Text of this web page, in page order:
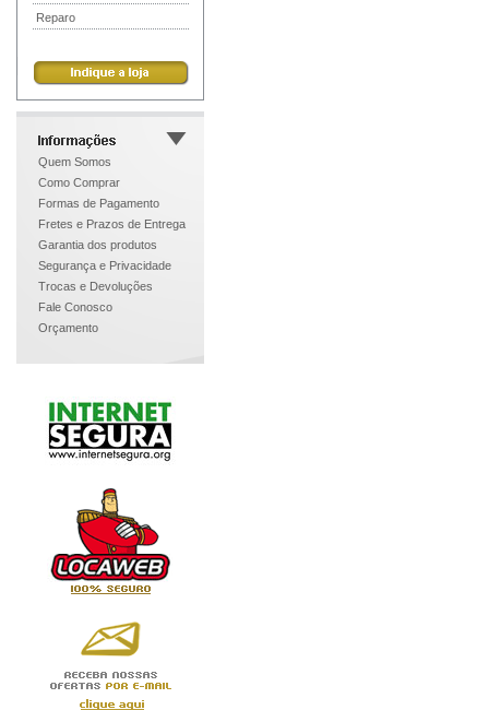
Reparo
Quem Somos
Como Comprar
Formas de Pagamento
Fretes e Prazos de Entrega
Garantia dos produtos
Segurança e Privacidade
Trocas e Devoluções
Fale Conosco
Orçamento